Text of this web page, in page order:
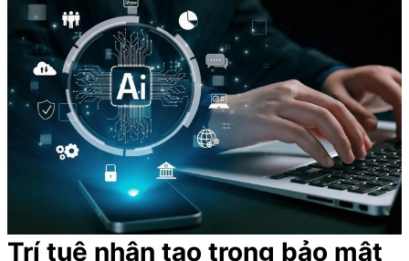
Trí tuệ nhân tạo trong bảo mật